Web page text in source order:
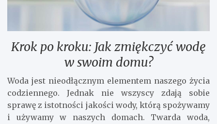
Krok po kroku: Jak zmiękczyć wodę
w swoim domu?
Woda jest nieodłącznym elementem naszego życia
codziennego. Jednak nie wszyscy zdają sobie
sprawę z istotności jakości wody, którą spożywamy
i używamy w naszych domach. Twarda woda,